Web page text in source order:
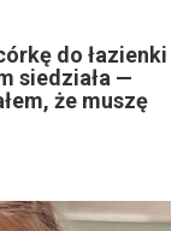
do łazienki
siedziała —
że muszę